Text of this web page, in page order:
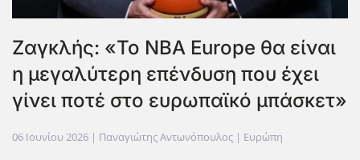
Ζαγκλής: «Το ΝΒΑ Europe θα είναι
η μεγαλύτερη επένδυση που έχει
γίνει ποτέ στο ευρωπαϊκό μπάσκετ»
06 Ιουνίου 2026 | Παναγιώτης Αντωνόπουλος | Ευρώπη